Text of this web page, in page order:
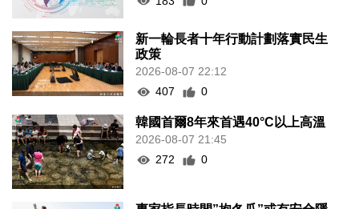
新一輪長者十年行動計劃落實民生
政策
2026-08-07 22:12
407
0
韓國首爾8年來首遇40°C以上高溫
2026-08-07 21:45
272
0